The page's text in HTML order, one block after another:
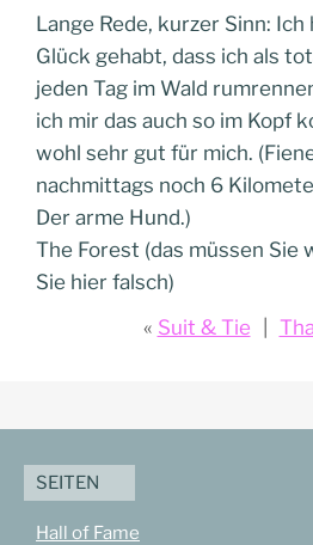
Lange Rede, kurzer Sinn: Ich
Glück gehabt, dass ich als
jeden Tag im Wald
ich mir das auch so im Kopf
wohl sehr gut für mich.
nachmittags noch 6
Der arme Hund.)
The Forest (das müssen Sie
Sie hier falsch)
Suit & Tie
SEITEN
Hall of Fame